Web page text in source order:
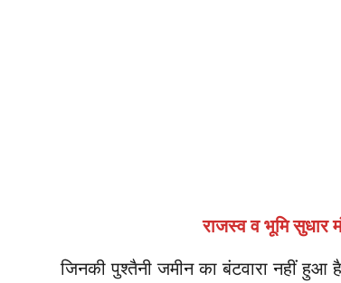
राजस्व व भूमि सुधार
जिनकी पुश्तैनी जमीन का बंटवारा नहीं